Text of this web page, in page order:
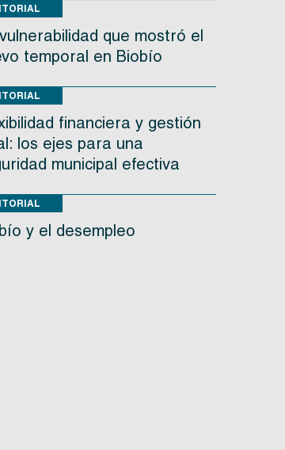
que mostró el
temporal en Biobío
financiera y gestión
los ejes para una
municipal efectiva
y el desempleo